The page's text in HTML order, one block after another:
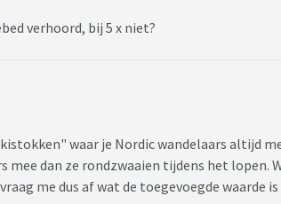
verhoord, bij 5 x niet?
waar je Nordic wandelaars altijd
mee dan ze rondzwaaien tijdens het lopen.
me dus af wat de toegevoegde waarde is